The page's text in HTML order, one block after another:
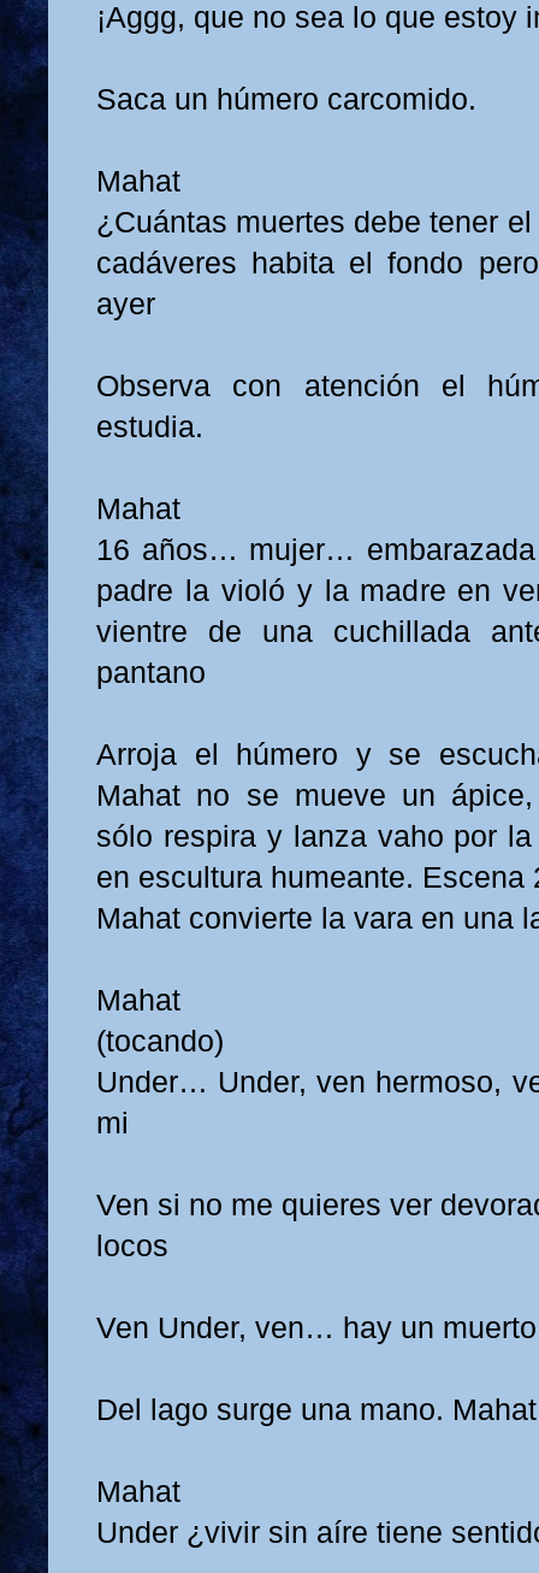
¡Aggg, que no sea lo que estoy
Saca un húmero carcomido.
Mahat
¿Cuántas muertes debe tener
cadáveres habita el fondo
ayer
Observa con atención el
estudia.
Mahat
16 años… mujer…
padre la violó y la madre en
vientre de una cuchillada
pantano
Arroja el húmero y se
Mahat no se mueve un
sólo respira y lanza vaho por
en escultura humeante. Escena
Mahat convierte la vara en una
Mahat
(tocando)
Under… Under, ven hermoso,
mi
Ven si no me quieres ver
locos
Ven Under, ven… hay un
Del lago surge una mano.
Mahat
Under ¿vivir sin aíre tiene